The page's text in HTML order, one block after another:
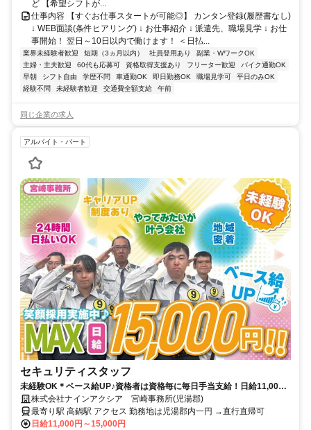
ど 【希望シフトが...
仕事内容 【すぐお仕事スタートが可能◎】 カンタン登録(履歴書なし)
↓ WEB面談(条件ヒアリング) ↓ お仕事紹介 ↓ 派遣先、職場見学 ↓ お仕
事開始！ 翌日～10日以内で働けます！ ＜日払...
業界未経験者歓迎 短期（3ヵ月以内） 社員登用あり
副業・WワークOK
主婦・主夫歓迎
60代も応募可 資格取得支援あり フリーター歓迎
バイク通勤OK
早朝
シフト自由 学歴不問 車通勤OK 即日勤務OK 職場見学可
平日のみOK
経験不問
未経験者歓迎 交通費全額支給 午前
同じ企業の求人
アルバイト・パート
セキュリティスタッフ
未経験OK＊ベース給UP♪資格者は資格毎に毎日手当支給！日給11,000
円〜24時間日払いOK！月収28万円以上可！
株式会社ナインアクシア 宮崎事務所(児湯郡)
最寄り駅 高鍋駅 アクセス 勤務地は児湯郡内一円 →直行直帰可
日給11,000円～15,000円